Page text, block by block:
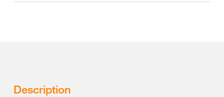
Description